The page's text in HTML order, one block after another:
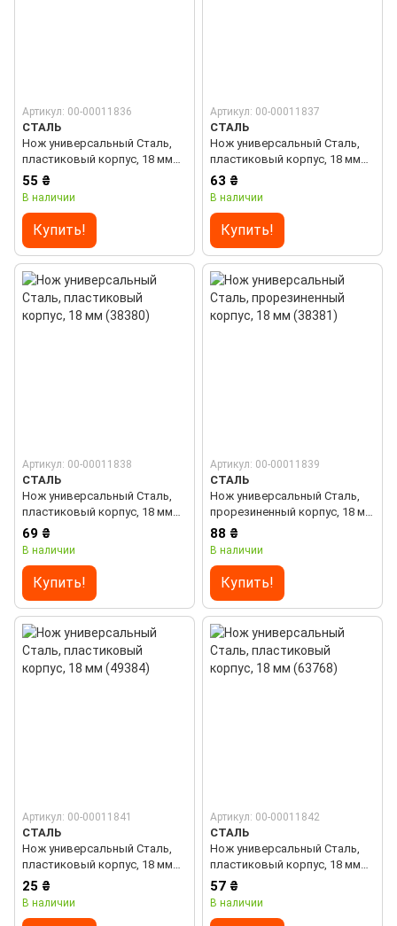
Артикул: 00-00011836
СТАЛЬ
Нож универсальный Сталь,
пластиковый корпус, 18 мм
(38378)
55 ₴
В наличии
Купить!
Артикул: 00-00011837
СТАЛЬ
Нож универсальный Сталь,
пластиковый корпус, 18 мм
(38379)
63 ₴
В наличии
Купить!
Артикул: 00-00011838
СТАЛЬ
Нож универсальный Сталь,
пластиковый корпус, 18 мм
(38380)
69 ₴
В наличии
Купить!
Артикул: 00-00011839
СТАЛЬ
Нож универсальный Сталь,
прорезиненный корпус, 18 мм
(38381)
88 ₴
В наличии
Купить!
Артикул: 00-00011841
СТАЛЬ
Нож универсальный Сталь,
пластиковый корпус, 18 мм
(49384)
25 ₴
В наличии
Артикул: 00-00011842
СТАЛЬ
Нож универсальный Сталь,
пластиковый корпус, 18 мм
(63768)
57 ₴
В наличии